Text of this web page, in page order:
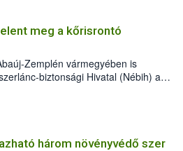
meg a kőrisrontó
Zemplén vármegyében is
biztonsági Hivatal (Nébih) a
(Agrilus planipennis) jelenlétét. A
találták meg, de már fertőzött
az intézkedéseket a szlovák
a terjedés megállítása érdekében.
három növényvédő szer